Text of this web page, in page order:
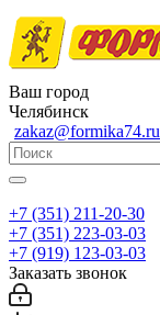
Ваш город
Челябинск
zakaz@formika74.ru
+7 (351) 211-20-30
+7 (351) 223-03-03
+7 (919) 123-03-03
Заказать звонок